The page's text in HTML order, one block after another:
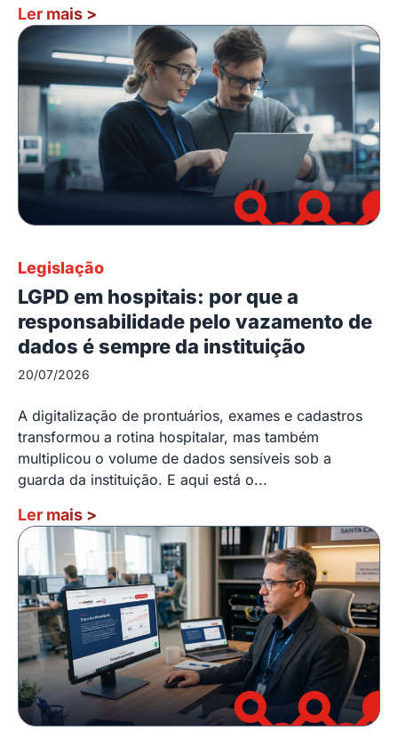
Ler mais >
Legislação
LGPD em hospitais: por que a
responsabilidade pelo vazamento de
dados é sempre da instituição
20/07/2026
A digitalização de prontuários, exames e cadastros
transformou a rotina hospitalar, mas também
multiplicou o volume de dados sensíveis sob a
guarda da instituição. E aqui está o...
Ler mais >